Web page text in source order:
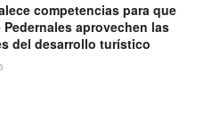
competencias para que
aprovechen las
del desarrollo turístico